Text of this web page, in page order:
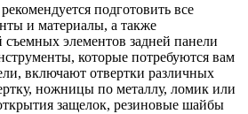
подготовить все
и материалы, а также
съемных элементов задней панели
которые потребуются вам
включают отвертки различных
ножницы по металлу, ломик или
защелок, резиновые шайбы